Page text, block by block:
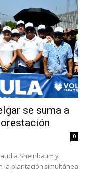
se suma a
0
Sheinbaum y
la plantación simultánea